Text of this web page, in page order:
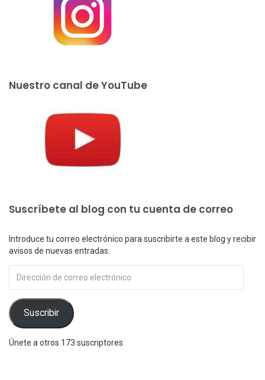
Nuestro canal de YouTube
Suscríbete al blog con tu cuenta de correo
Introduce tu correo electrónico para suscribirte a este blog y recibir
avisos de nuevas entradas.
de
correo
electrónico
Suscribir
Únete a otros 173 suscriptores